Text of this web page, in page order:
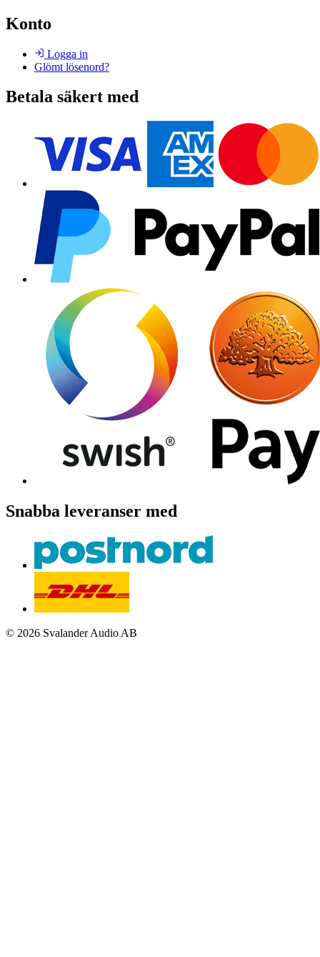
Konto
Logga in
Glömt lösenord?
Betala säkert med
Snabba leveranser med
© 2026 Svalander Audio AB